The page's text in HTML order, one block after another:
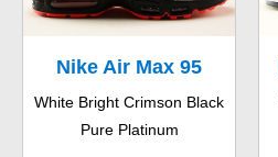
Nike Air Max 95
Essential
White Bright Crimson Black
Pure Platinum